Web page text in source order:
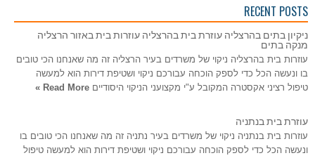
RECENT POSTS
ניקיון בתים בהרצליה עוזרת בית בהרצליה עוזרות בית באזור הרצליה
מנקה בתים
עוזרות בית בהרצליה ניקוי של משרדים בעיר הרצליה זה מה שאנחנו הכי טובים
בו ונעשה הכל כדי לספק הוכחה עבורכם ניקוי ושטיפת דירות הוא למעשה
טיפול רציני אקסטרה המקובל ע"י מקצועני הניקוי היסודיים Read More »
עוזרת בית בנתניה
עוזרות בית בנתניה ניקוי של משרדים בעיר נתניה זה מה שאנחנו הכי טובים בו
ונעשה הכל כדי לספק הוכחה עבורכם ניקוי ושטיפת דירות הוא למעשה טיפול